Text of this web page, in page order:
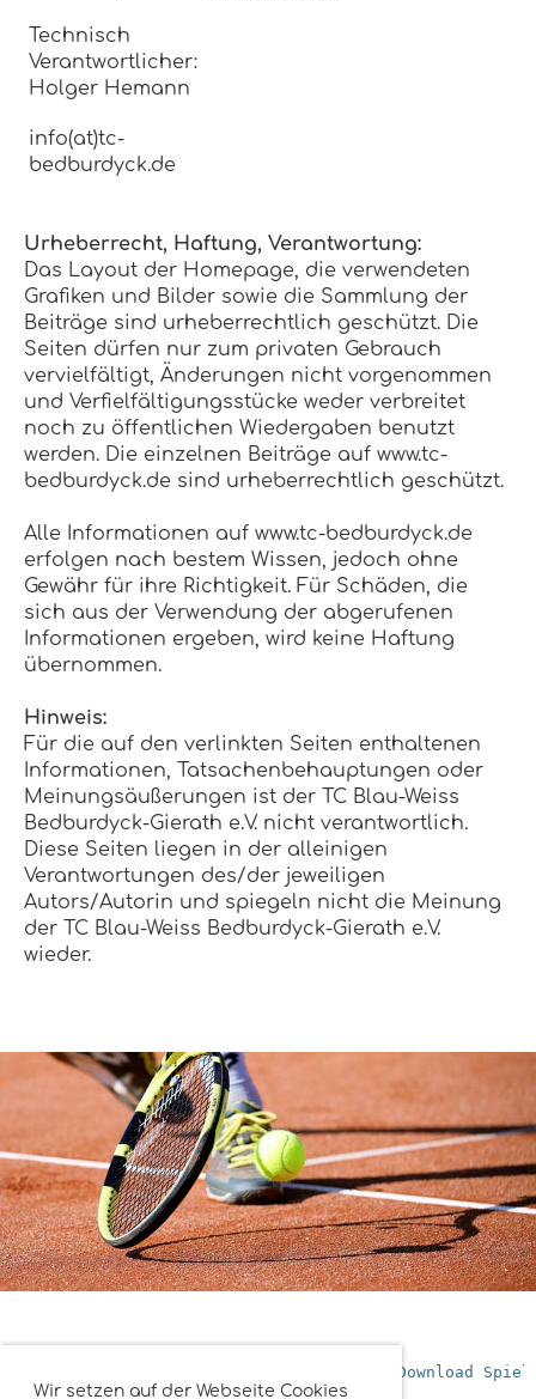
Wir setzen auf der Webseite Cookies
Technisch
Verantwortlicher:
Holger Hemann
info(at)tc-
bedburdyck.de
Urheberrecht, Haftung, Verantwortung:
Das Layout der Homepage, die verwendeten
Grafiken und Bilder sowie die Sammlung der
Beiträge sind urheberrechtlich geschützt. Die
Seiten dürfen nur zum privaten Gebrauch
vervielfältigt, Änderungen nicht vorgenommen
und Verfielfältigungsstücke weder verbreitet
noch zu öffentlichen Wiedergaben benutzt
werden. Die einzelnen Beiträge auf www.tc-
bedburdyck.de sind urheberrechtlich geschützt.
Alle Informationen auf www.tc-bedburdyck.de
erfolgen nach bestem Wissen, jedoch ohne
Gewähr für ihre Richtigkeit. Für Schäden, die
sich aus der Verwendung der abgerufenen
Informationen ergeben, wird keine Haftung
übernommen.
Hinweis:
Für die auf den verlinkten Seiten enthaltenen
Informationen, Tatsachenbehauptungen oder
Meinungsäußerungen ist der TC Blau-Weiss
Bedburdyck-Gierath e.V. nicht verantwortlich.
Diese Seiten liegen in der alleinigen
Verantwortungen des/der jeweiligen
Autors/Autorin und spiegeln nicht die Meinung
der TC Blau-Weiss Bedburdyck-Gierath e.V.
wieder.
Download